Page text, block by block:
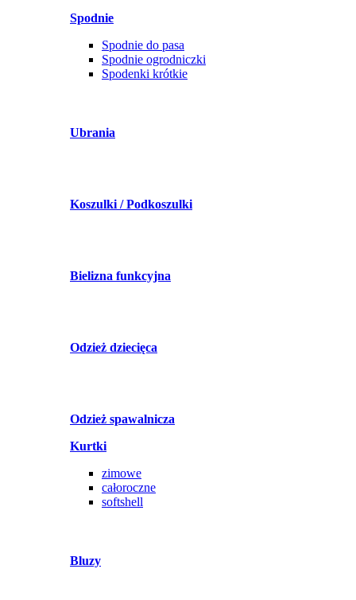
Spodnie
Spodnie do pasa
Spodnie ogrodniczki
Spodenki krótkie
Ubrania
Koszulki / Podkoszulki
Bielizna funkcyjna
Odzież dziecięca
Odzież spawalnicza
Kurtki
zimowe
całoroczne
softshell
Bluzy